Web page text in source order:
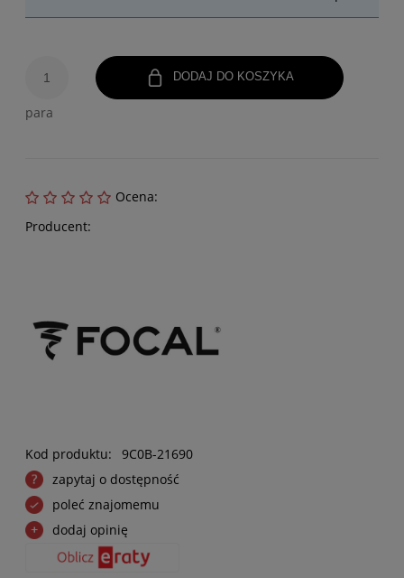
para
DODAJ DO KOSZYKA
Ocena:
Producent:
Kod produktu:
9C0B-21690
zapytaj o dostępność
poleć znajomemu
dodaj opinię